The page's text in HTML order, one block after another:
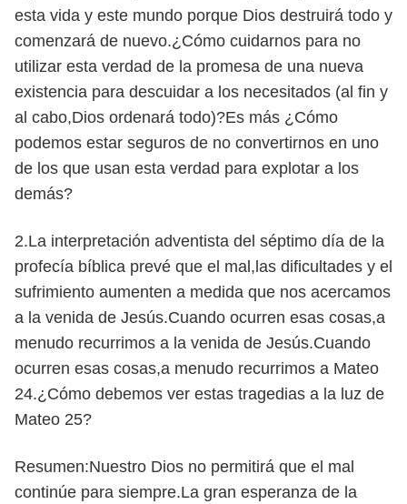
esta vida y este mundo porque Dios destruirá todo y
comenzará de nuevo.¿Cómo cuidarnos para no
utilizar esta verdad de la promesa de una nueva
existencia para descuidar a los necesitados (al fin y
al cabo,Dios ordenará todo)?Es más ¿Cómo
podemos estar seguros de no convertirnos en uno
de los que usan esta verdad para explotar a los
demás?
2.La interpretación adventista del séptimo día de la
profecía bíblica prevé que el mal,las dificultades y el
sufrimiento aumenten a medida que nos acercamos
a la venida de Jesús.Cuando ocurren esas cosas,a
menudo recurrimos a la venida de Jesús.Cuando
ocurren esas cosas,a menudo recurrimos a Mateo
24.¿Cómo debemos ver estas tragedias a la luz de
Mateo 25?
Resumen:Nuestro Dios no permitirá que el mal
continúe para siempre.La gran esperanza de la